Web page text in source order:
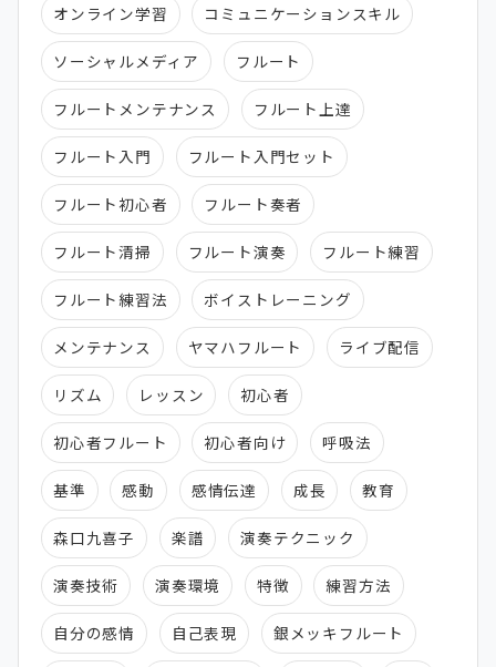
オンライン学習 コミュニケーションスキル
ソーシャルメディア フルート
フルートメンテナンス フルート上達
フルート入門 フルート入門セット
フルート初心者 フルート奏者
フルート清掃 フルート演奏 フルート練習
フルート練習法 ボイストレーニング
メンテナンス ヤマハフルート ライブ配信
リズム レッスン 初心者
初心者フルート 初心者向け 呼吸法
基準 感動 感情伝達 成長 教育
森口九喜子 楽譜 演奏テクニック
演奏技術 演奏環境 特徴 練習方法
自分の感情 自己表現 銀メッキフルート